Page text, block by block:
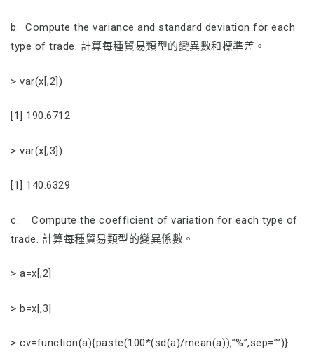
b. Compute the variance and standard deviation for each
type of trade. 計算每種貿易類型的變異數和標準差。
> var(x[,2])
[1] 190.6712
> var(x[,3])
[1] 140.6329
c. Compute the coefficient of variation for each type of
trade. 計算每種貿易類型的變異係數。
> a=x[,2]
> b=x[,3]
> cv=function(a){paste(100*(sd(a)/mean(a)),”%”,sep=””)}